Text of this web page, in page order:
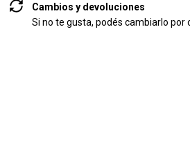
Cambios y devoluciones
Si no te gusta, podés cambiarlo por